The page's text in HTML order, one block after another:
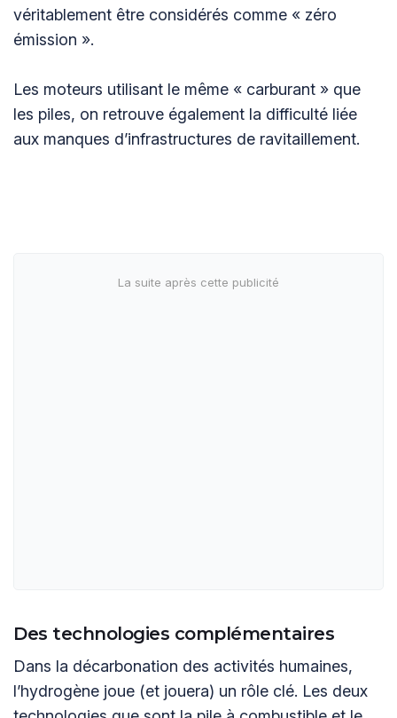
véritablement être considérés comme « zéro
émission ».
Les moteurs utilisant le même « carburant » que
les piles, on retrouve également la difficulté liée
aux manques d’infrastructures de ravitaillement.
Des technologies complémentaires
Dans la décarbonation des activités humaines,
l’hydrogène joue (et jouera) un rôle clé. Les deux